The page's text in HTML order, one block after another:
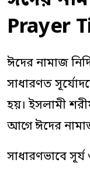
Prayer
ঈদের নামাজ
সাধারণত
হয়। ইসলামী
আগে ঈদের
সাধারণভাবে